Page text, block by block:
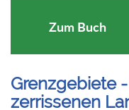
Zum Buch
Grenzgebiete
zerrissenen